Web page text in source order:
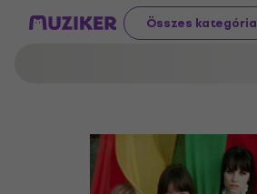
Összes kategória